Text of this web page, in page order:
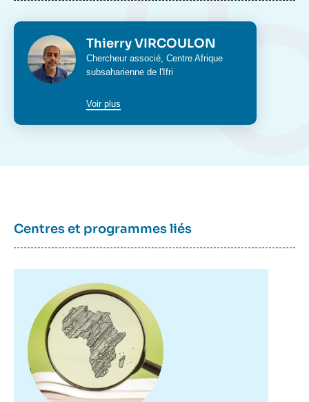
Photo Thierry VIRCOULON
Intitulé
du
Chercheur associé, Centre Afrique
subsaharienne de l'Ifri
Voir plus
Centres et programmes liés
principale